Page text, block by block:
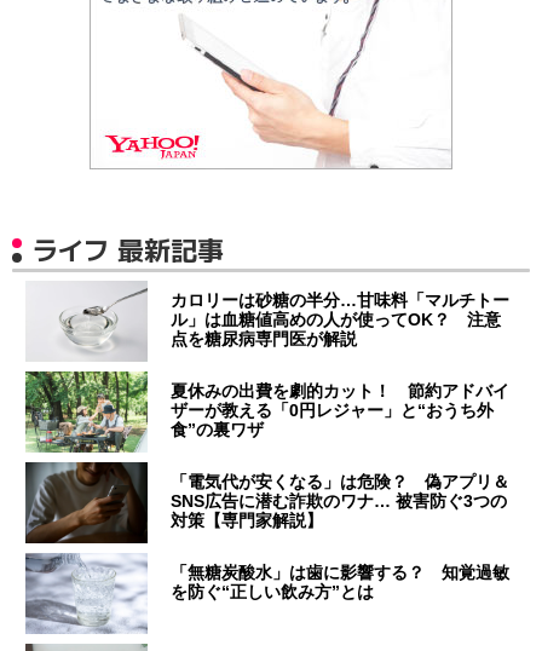
ライフ 最新記事
カロリーは砂糖の半分…甘味料「マルチトー
ル」は血糖値高めの人が使ってOK？ 注意
点を糖尿病専門医が解説
夏休みの出費を劇的カット！ 節約アドバイ
ザーが教える「0円レジャー」と“おうち外
食”の裏ワザ
「電気代が安くなる」は危険？ 偽アプリ＆
SNS広告に潜む詐欺のワナ… 被害防ぐ3つの
対策【専門家解説】
「無糖炭酸水」は歯に影響する？ 知覚過敏
を防ぐ“正しい飲み方”とは